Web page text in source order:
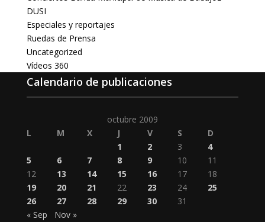
DUSI
Especiales y reportajes
Ruedas de Prensa
Uncategorized
Vídeos 360
Calendario de publicaciones
octubre 2009
L
M X J V S
D
1
2 3
4
5
6 7 8 9 10
11
12
13 14 15 16 17
18
19
20 21 22 23 24
25
26
27 28 29 30
31
« Sep
Nov »